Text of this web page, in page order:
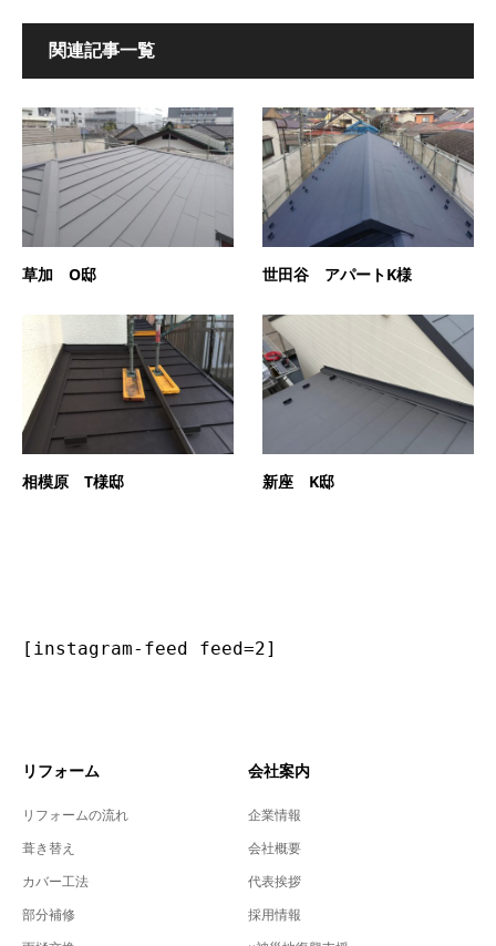
関連記事一覧
草加 O邸 世田谷 アパートK様
相模原 T様邸 新座 K邸
[instagram-feed feed=2]
リフォーム
リフォームの流れ
葺き替え
カバー工法
部分補修
会社案内
企業情報
会社概要
代表挨拶
採用情報